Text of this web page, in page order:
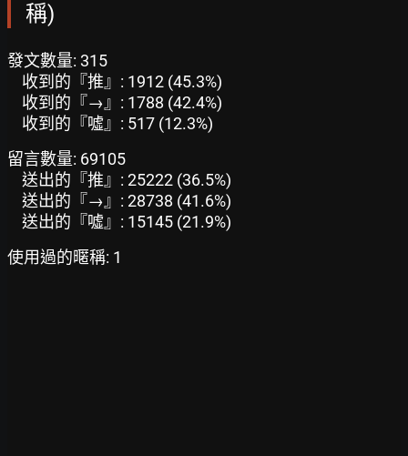
稱)
發文數量: 315
收到的『推』: 1912 (45.3%)
收到的『→』: 1788 (42.4%)
收到的『噓』: 517 (12.3%)
留言數量: 69105
送出的『推』: 25222 (36.5%)
送出的『→』: 28738 (41.6%)
送出的『噓』: 15145 (21.9%)
使用過的暱稱: 1